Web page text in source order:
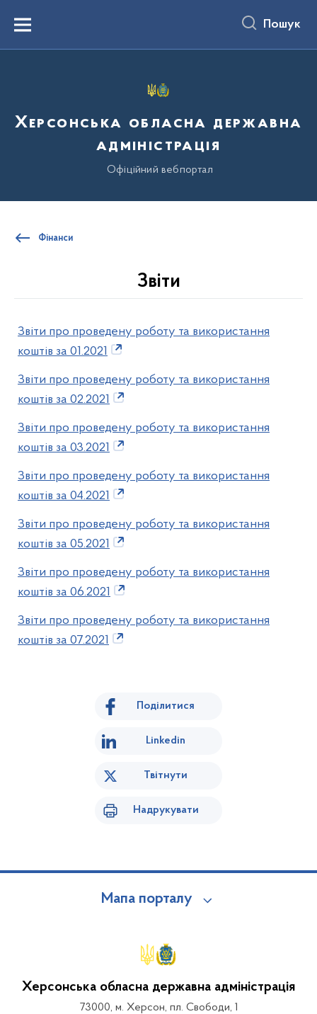
вмістуMenu Пошук
Херсонська обласна державна
адміністрація
Офіційний вебпортал
Фінанси
Звіти
Звіти про проведену роботу та використання
коштів за 01.2021
Звіти про проведену роботу та використання
коштів за 02.2021
Звіти про проведену роботу та використання
коштів за 03.2021
Звіти про проведену роботу та використання
коштів за 04.2021
Звіти про проведену роботу та використання
коштів за 05.2021
Звіти про проведену роботу та використання
коштів за 06.2021
Звіти про проведену роботу та використання
коштів за 07.2021
Поділитися
Linkedin
Твітнути
Надрукувати
Мапа порталу
Херсонська обласна державна адміністрація
73000, м. Херсон, пл. Свободи, 1